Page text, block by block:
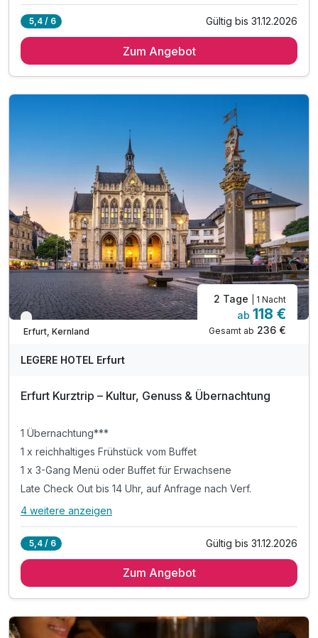
2 x reichhaltiges Frühstück vom Buffet
*Gärtnerreich mit 29 Spielgeräten für Kinder
*Skulpturengarten mit Plastiken namhafter Künstler
EgaPark ab dem 01.01.2023 Montags geschlossen
1 x Begrüßungsgetränk
inkl. Voucher im Hotelshop
Late Check Out bis 14 Uhr, auf Anfrage nach Verf.
5,4 / 6 Gültig bis 31.12.2026
Zum Angebot
Verfügbar bis Dezember
Erfurt, Kernland
2 Tage | 1 Nacht
ab 118 €
Gesamt ab 236 €
LEGERE HOTEL Erfurt
Erfurt Kurztrip – Kultur, Genuss & Übernachtung
1 Übernachtung***
1 x reichhaltiges Frühstück vom Buffet
1 x 3-Gang Menü oder Buffet für Erwachsene
Late Check Out bis 14 Uhr, auf Anfrage nach Verf.
Alle Inklusivleistungen
1 x reichhaltiges Frühstück vom Buffet
inkl. Voucher im Hotelshop
4 weitere anzeigen
5,4 / 6 Gültig bis 31.12.2026
Zum Angebot